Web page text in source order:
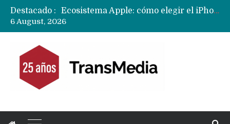
Destacado :
Nuevas filtraciones del Mate 90 Pro Max apuntan a potenciar las cámaras y pantalla OLED doble capa
6 August, 2026